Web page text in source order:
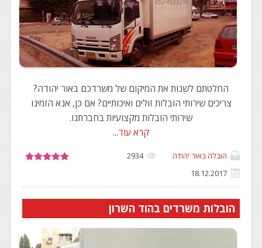
החלטתם לשנות את המיקום של משרדכם באור יהודה?
צריכים שירותי הובלות זולים ואיכותיים? אם כן, אנא הזמינו
שירותי הובלות מקצועיות בחברתנו.
קרא עוד...
הובלה באור יהודה
2934
18.12.2017
הובלות משרדים בהוד השרון